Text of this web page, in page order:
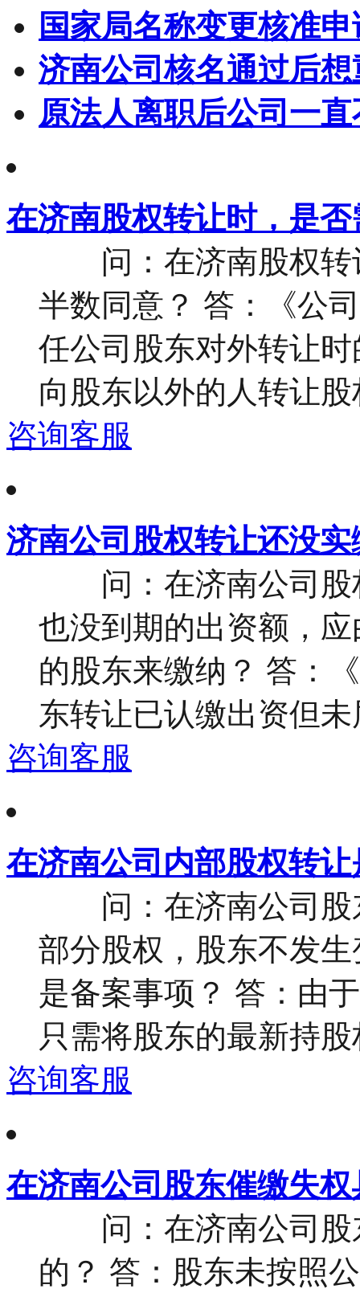
国家局名称变更核准
济南公司核名通过后
原法人离职后公司一
在济南股权转让时，是
问：在济南股权转
半数同意？ 答：《公
任公司股东对外转让
向股东以外的人转让
咨询客服
济南公司股权转让还没
问：在济南公司股
也没到期的出资额，
的股东来缴纳？ 答：
东转让已认缴出资但
咨询客服
在济南公司内部股权转
问：在济南公司股
部分股权，股东不发
是备案事项？ 答：由
只需将股东的最新持
咨询客服
在济南公司股东催缴失
问：在济南公司股
的？ 答：股东未按照